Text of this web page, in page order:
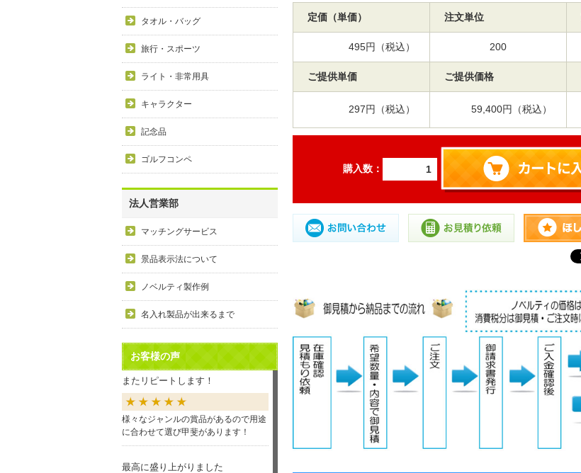
タオル・バッグ
旅行・スポーツ
ライト・非常用具
キャラクター
記念品
ゴルフコンペ
法人営業部
マッチングサービス
景品表示法について
ノベルティ製作例
名入れ製品が出来るまで
お客様の声
またリピートします！
様々なジャンルの賞品があるので用途
に合わせて選び甲斐があります！
最高に盛り上がりました
定価（単価） 注文単位
495円（税込） 200
ご提供単価 ご提供価格
297円（税込） 59,400円（税込）
購入数：